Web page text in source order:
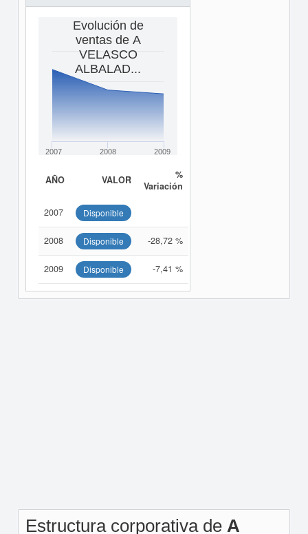
Evolución de
ventas de A
VELASCO
ALBALAD...
2007 2008 2009
AÑO VALOR
%
Variación
2007 Disponible
2008 Disponible -28,72 %
2009 Disponible -7,41 %
Estructura corporativa de A